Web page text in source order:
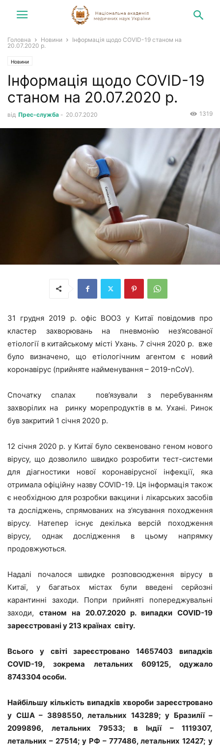
Головна Новини
Інформація щодо COVID-19 станом на
20.07.2020 р.
Новини
Інформація щодо COVID-19
станом на 20.07.2020 р.
від Прес-служба - 20.07.2020 1319
31 грудня 2019 р. офіс ВООЗ у Китаї повідомив про
кластер захворювань на пневмонію нез’ясованої
етіології в китайському місті Ухань. 7 січня 2020 р. вже
було визначено, що етіологічним агентом є новий
коронавірус (прийняте найменування – 2019-nCoV).
Спочатку спалах пов’язували з перебуванням
захворілих на ринку морепродуктів в м. Ухані. Ринок
був закритий 1 січня 2020 р.
12 січня 2020 р. у Китаї було секвеновано геном нового
вірусу, що дозволило швидко розробити тест-системи
для діагностики нової коронавірусної інфекції, яка
отримала офіційну назву COVID-19. Ця інформація також
є необхідною для розробки вакцини і лікарських засобів
та досліджень, спрямованих на з’ясування походження
вірусу. Натепер існує декілька версій походження
вірусу, однак дослідження в цьому напрямку
продовжуються.
Надалі почалося швидке розповсюдження вірусу в
Китаї, у багатьох містах були введені серйозні
карантинні заходи. Попри прийняті попереджувальні
заходи, станом на 20.07.2020 р. випадкиCOVID-19
зареєстровані у 213 країнах світу.
Всього у світі зареєстровано 14657403 випадків
COVID-19, зокрема летальних 609125, одужало
8743304 особи.
Найбільшу кількість випадків хвороби зареєстровано
у США – 3898550, летальних 143289; у Бразилії –
2099896, летальних 79533; в Індії – 1119307,
летальних – 27514; у РФ – 777486, летальних 12427; у